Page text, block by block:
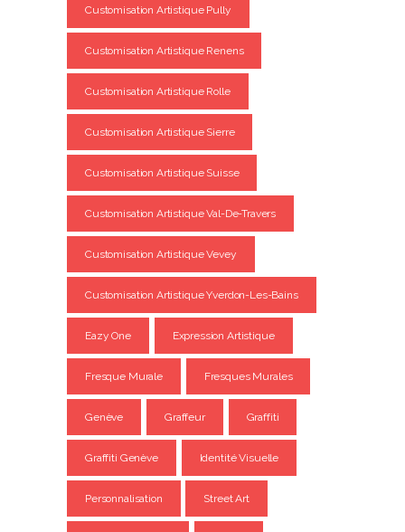
Customisation Artistique Pully
Customisation Artistique Renens
Customisation Artistique Rolle
Customisation Artistique Sierre
Customisation Artistique Suisse
Customisation Artistique Val-De-Travers
Customisation Artistique Vevey
Customisation Artistique Yverdon-Les-Bains
Eazy One Expression Artistique
Fresque Murale Fresques Murales
Genève Graffeur Graffiti
Graffiti Genève Identité Visuelle
Personnalisation Street Art